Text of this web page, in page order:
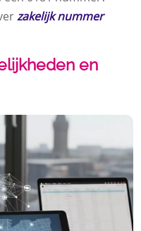
zakelijk nummer
en